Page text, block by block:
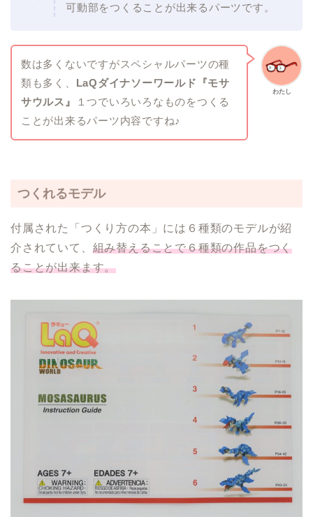
可動部をつくることが出来るパーツです。
わたし
数は多くないですがスペシャルパーツの種
類も多く、 LaQダイナソーワールド『モサ
サウルス』
１つでいろいろなものをつくる
ことが出来るパーツ内容ですね♪
つくれるモデル
付属された「つくり方の本」には６種類のモデルが紹
介されていて、 組み替えることで６種類の作品をつく
ることが出来ます。